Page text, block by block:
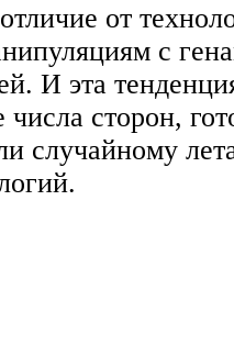
от
с
И эта
числа сторон,
случайному